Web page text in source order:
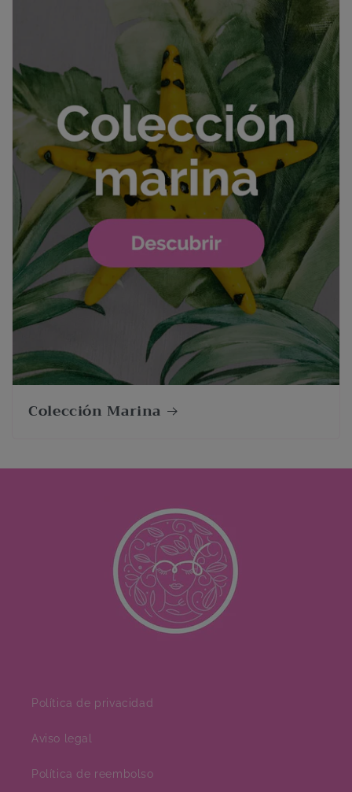
Colección Marina
Política de privacidad
Aviso legal
Política de reembolso